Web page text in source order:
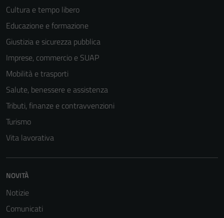
Cultura e tempo libero
Educazione e formazione
Giustizia e sicurezza pubblica
Imprese, commercio e SUAP
Mobilità e trasporti
Salute, benessere e assistenza
Tributi, finanze e contravvenzioni
Turismo
Vita lavorativa
NOVITÀ
Notizie
Comunicati